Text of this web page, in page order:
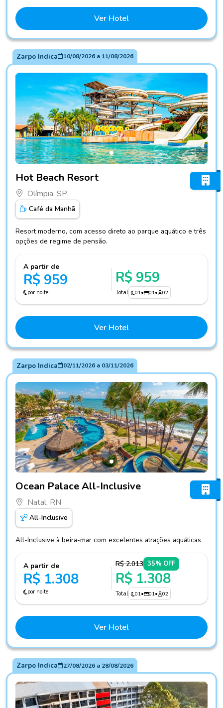
Ver Hotel
Zarpo Indica 10/08/2026a 11/08/2026
Hot Beach Resort
Olímpia, SP
Café da Manhã
Resort moderno, com acesso direto ao parque aquático e três
opções de regime de pensão.
A partir de
R$ 959
por noite
R$ 959
Total 01• 01• 02
Ver Hotel
Zarpo Indica 02/11/2026a 03/11/2026
Ocean Palace All-Inclusive
Natal, RN
All-Inclusive
All-Inclusive à beira-mar com excelentes atrações aquáticas
A partir de
R$ 1.308
por noite
R$ 2.013 35% OFF
R$ 1.308
Total 01• 01• 02
Ver Hotel
Zarpo Indica 27/08/2026a 28/08/2026